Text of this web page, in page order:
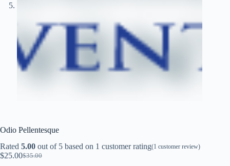
Odio Pellentesque
Rated 5.00 out of 5 based on 1 customer rating(1 customer review)
$35.00
$25.00